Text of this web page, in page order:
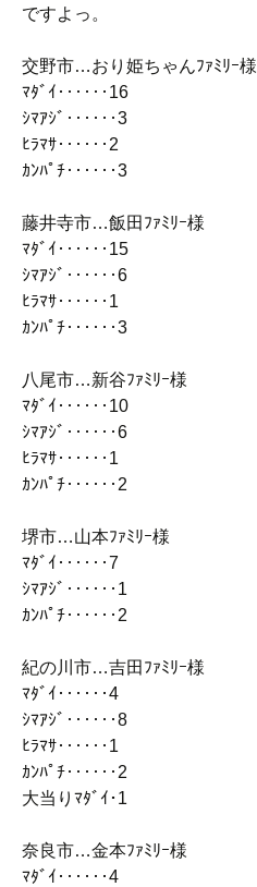
ですよっ。
交野市…おり姫ちゃんﾌｧﾐﾘｰ様
ﾏﾀﾞｲ‥‥‥16
ｼﾏｱｼﾞ‥‥‥3
ﾋﾗﾏｻ‥‥‥2
ｶﾝﾊﾟﾁ‥‥‥3
藤井寺市…飯田ﾌｧﾐﾘｰ様
ﾏﾀﾞｲ‥‥‥15
ｼﾏｱｼﾞ‥‥‥6
ﾋﾗﾏｻ‥‥‥1
ｶﾝﾊﾟﾁ‥‥‥3
八尾市…新谷ﾌｧﾐﾘｰ様
ﾏﾀﾞｲ‥‥‥10
ｼﾏｱｼﾞ‥‥‥6
ﾋﾗﾏｻ‥‥‥1
ｶﾝﾊﾟﾁ‥‥‥2
堺市…山本ﾌｧﾐﾘｰ様
ﾏﾀﾞｲ‥‥‥7
ｼﾏｱｼﾞ‥‥‥1
ｶﾝﾊﾟﾁ‥‥‥2
紀の川市…吉田ﾌｧﾐﾘｰ様
ﾏﾀﾞｲ‥‥‥4
ｼﾏｱｼﾞ‥‥‥8
ﾋﾗﾏｻ‥‥‥1
ｶﾝﾊﾟﾁ‥‥‥2
大当りﾏﾀﾞｲ･1
奈良市…金本ﾌｧﾐﾘｰ様
ﾏﾀﾞｲ‥‥‥4